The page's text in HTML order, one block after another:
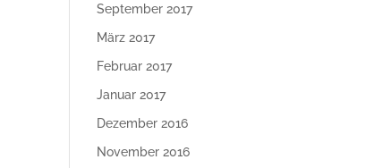
September 2017
März 2017
Februar 2017
Januar 2017
Dezember 2016
November 2016